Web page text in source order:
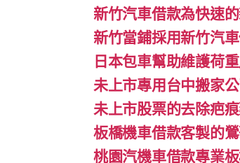
新竹汽車借款為快速
新竹當鋪採用新竹汽
日本包車幫助維護荷
未上市專用台中搬家
未上市股票的去除疤
板橋機車借款客製的
桃園汽機車借款專業